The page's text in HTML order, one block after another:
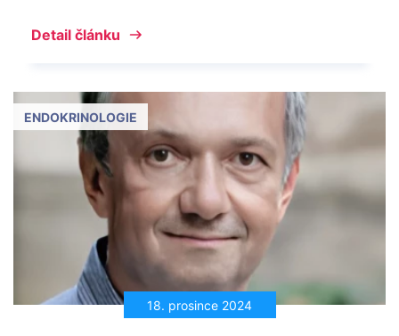
Detail článku
18. prosince 2024
ENDOKRINOLOGIE